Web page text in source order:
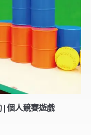
個人競賽遊戲